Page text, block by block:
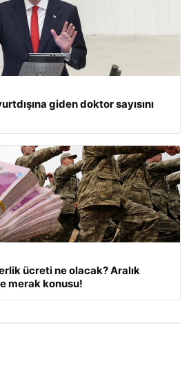
giden doktor sayısını
ücreti ne olacak? Aralık
merak konusu!